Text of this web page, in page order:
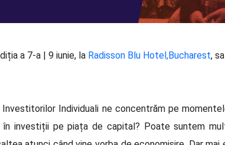
a 7-a | 9 iunie, la Radisson Blu Hotel,Bucharest,
Individuali ne concentrăm pe
investiții pe piața de capital? Poate suntem